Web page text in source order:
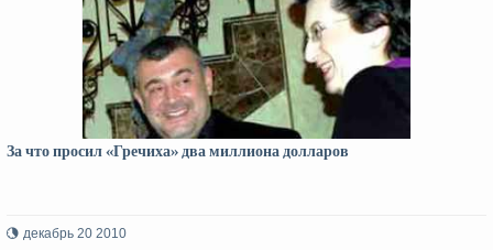
За что просил «Гречиха» два миллиона долларов
декабрь 20 2010